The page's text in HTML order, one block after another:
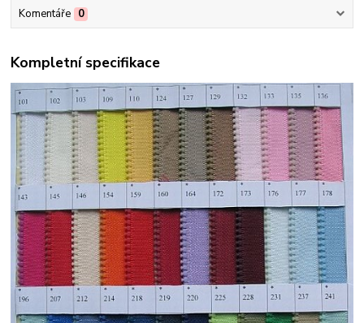
Komentáře 0
Kompletní specifikace